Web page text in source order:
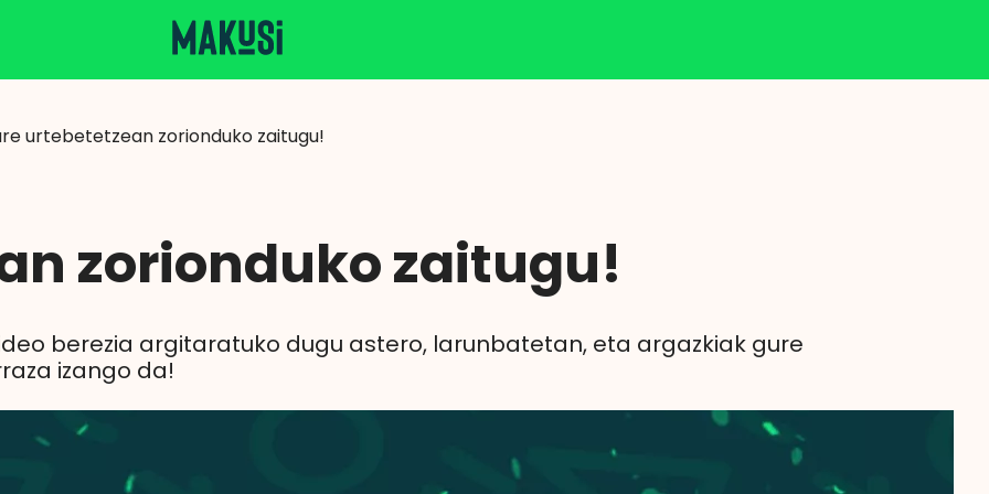
urtebetetzean zorionduko zaitugu!
zorionduko zaitugu!
berezia argitaratuko dugu astero, larunbatetan, eta argazkiak gure
izango da!